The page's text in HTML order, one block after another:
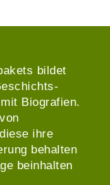
bildet
Biografien.
ihre
behalten
beinhalten